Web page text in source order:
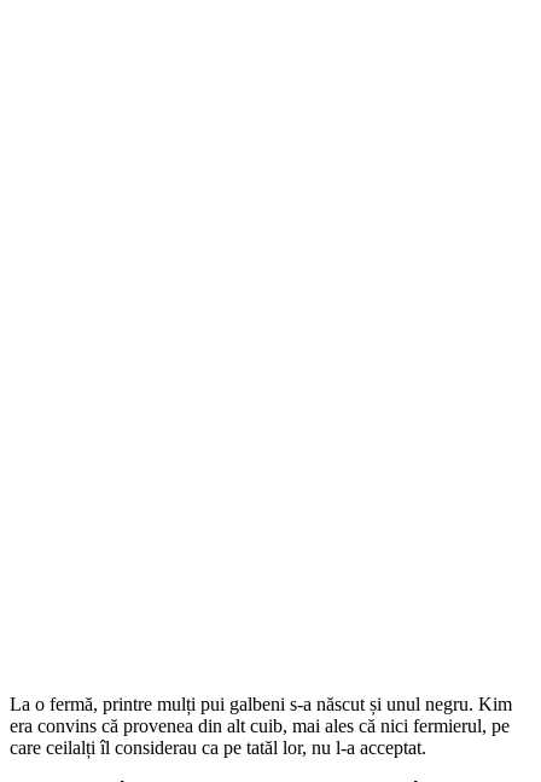
La o fermă, printre mulți pui galbeni s-a născut și unul negru. Kim
era convins că provenea din alt cuib, mai ales că nici fermierul, pe
care ceilalți îl considerau ca pe tatăl lor, nu l-a acceptat.